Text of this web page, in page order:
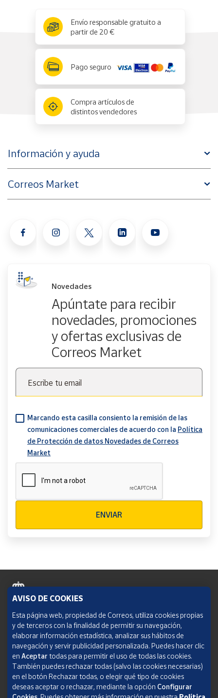
Envío responsable gratuito a
partir de 20 €
Pago seguro
Compra artículos de
distintos vendedores
Información y ayuda
Correos Market
Novedades
Apúntate para recibir
novedades, promociones
y ofertas exclusivas de
Correos Market
Escribe tu email
Marcando esta casilla consiento la remisión de las
comunicaciones comerciales de acuerdo con la Política
de Protección de datos Novedades de Correos
Market
ENVIAR
Política de cookies
Aviso legal
Condiciones del servicio
Política de Privacidad Web
Informe de transparencia
AVISO DE COOKIES
Esta página web, propiedad de Correos, utiliza cookies propias
y de terceros con la finalidad de permitir su navegación,
elaborar información estadística, analizar sus hábitos de
navegación y servir publicidad personalizada. Puedes hacer clic
en Aceptar todas para permitir el uso de todas las cookies.
También puedes rechazar todas (salvo las cookies necesarias)
en el botón Rechazar todas, o elegir qué tipo de cookies
deseas aceptar o rechazar, mediante la opción Configurar